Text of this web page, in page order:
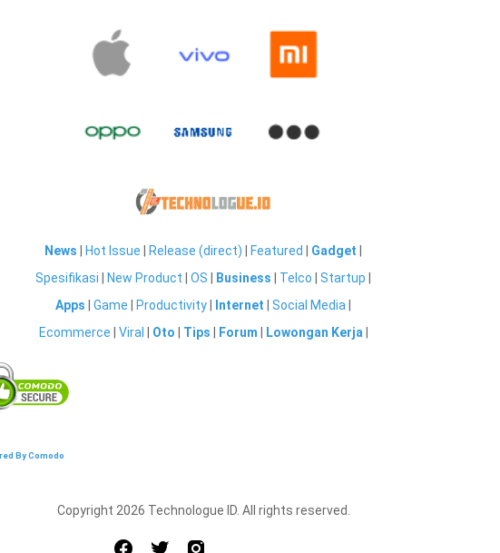
News Hot Issue Release (direct) Featured Gadget
Spesifikasi
New Product OS Business Telco Startup
Apps
Game Productivity Internet Social Media
Ecommerce
Viral Oto Tips Forum Lowongan Kerja
By Comodo
Copyright 2026 Technologue ID. All rights reserved.